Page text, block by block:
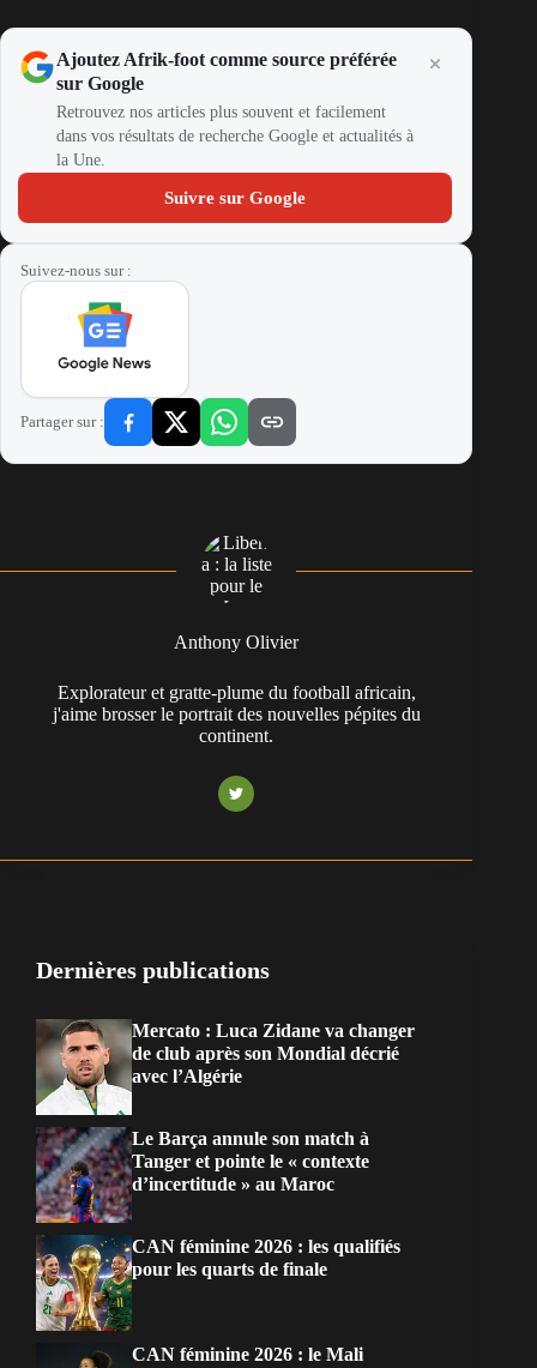
Ajoutez Afrik-foot comme source préférée
sur Google
Retrouvez nos articles plus souvent et facilement
dans vos résultats de recherche Google et actualités à
la Une.
Suivre sur Google
Suivez-nous sur :
Partager sur :
Anthony Olivier
Explorateur et gratte-plume du football africain,
j'aime brosser le portrait des nouvelles pépites du
continent.
Dernières publications
Mercato : Luca Zidane va changer
de club après son Mondial décrié
avec l’Algérie
Le Barça annule son match à
Tanger et pointe le « contexte
d’incertitude » au Maroc
CAN féminine 2026 : les qualifiés
pour les quarts de finale
CAN féminine 2026 : le Mali